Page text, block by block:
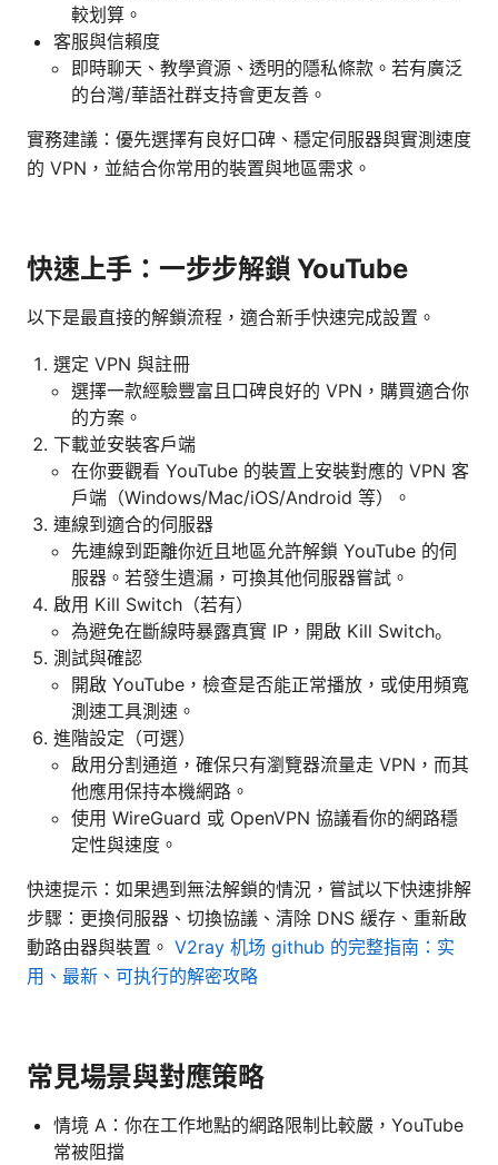
較划算。
客服與信賴度
即時聊天、教學資源、透明的隱私條款。若有廣泛
的台灣/華語社群支持會更友善。
實務建議：優先選擇有良好口碑、穩定伺服器與實測速度
的 VPN，並結合你常用的裝置與地區需求。
快速上手：一步步解鎖 YouTube
以下是最直接的解鎖流程，適合新手快速完成設置。
選定 VPN 與註冊
選擇一款經驗豐富且口碑良好的 VPN，購買適合你
的方案。
下載並安裝客戶端
在你要觀看 YouTube 的裝置上安裝對應的 VPN 客
戶端（Windows/Mac/iOS/Android 等）。
連線到適合的伺服器
先連線到距離你近且地區允許解鎖 YouTube 的伺
服器。若發生遺漏，可換其他伺服器嘗試。
啟用 Kill Switch（若有）
為避免在斷線時暴露真實 IP，開啟 Kill Switch。
測試與確認
開啟 YouTube，檢查是否能正常播放，或使用頻寬
測速工具測速。
進階設定（可選）
啟用分割通道，確保只有瀏覽器流量走 VPN，而其
他應用保持本機網路。
使用 WireGuard 或 OpenVPN 協議看你的網路穩
定性與速度。
快速提示：如果遇到無法解鎖的情況，嘗試以下快速排解
步驟：更換伺服器、切換協議、清除 DNS 緩存、重新啟
動路由器與裝置。 V2ray 机场 github 的完整指南：实
用、最新、可执行的解密攻略
常見場景與對應策略
情境 A：你在工作地點的網路限制比較嚴，YouTube
常被阻擋